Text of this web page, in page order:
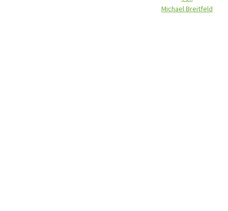
Michael Breitfeld